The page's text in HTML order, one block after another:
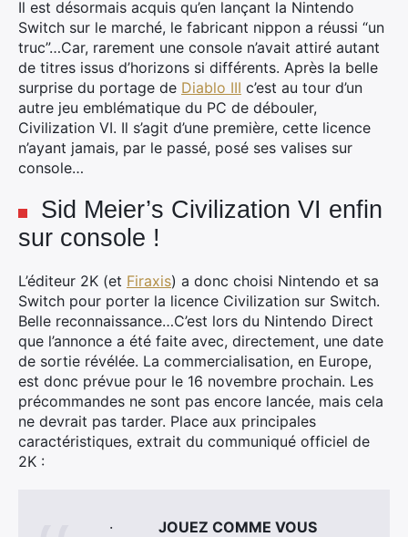
Il est désormais acquis qu’en lançant la Nintendo
Switch sur le marché, le fabricant nippon a réussi “un
truc”…Car, rarement une console n’avait attiré autant
de titres issus d’horizons si différents. Après la belle
surprise du portage de Diablo III c’est au tour d’un
autre jeu emblématique du PC de débouler,
Civilization VI. Il s’agit d’une première, cette licence
n’ayant jamais, par le passé, posé ses valises sur
console…
Sid Meier’s Civilization VI enfin
sur console !
L’éditeur 2K (et Firaxis) a donc choisi Nintendo et sa
Switch pour porter la licence Civilization sur Switch.
Belle reconnaissance…C’est lors du Nintendo Direct
que l’annonce a été faite avec, directement, une date
de sortie révélée. La commercialisation, en Europe,
est donc prévue pour le 16 novembre prochain. Les
précommandes ne sont pas encore lancée, mais cela
ne devrait pas tarder. Place aux principales
caractéristiques, extrait du communiqué officiel de
2K :
· JOUEZ COMME VOUS